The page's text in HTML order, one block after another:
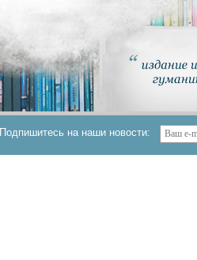
Подпишитесь на наши новости: